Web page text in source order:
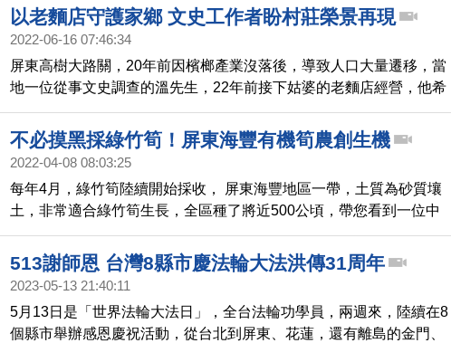
以老麵店守護家鄉 文史工作者盼村莊榮景再現
2022-06-16 07:46:34
屏東高樹大路關，20年前因檳榔產業沒落後，導致人口大量遷移，當
地一位從事文史調查的溫先生，22年前接下姑婆的老麵店經營，他希
望以麵店為據點，推展在地文化，吸引更多年輕人返鄉，帶動社區產
業。
不必摸黑採綠竹筍！屏東海豐有機筍農創生機
2022-04-08 08:03:25
每年4月，綠竹筍陸續開始採收， 屏東海豐地區一帶，土質為砂質壤
土，非常適合綠竹筍生長，全區種了將近500公頃，帶您看到一位中
年轉業的農友蘇家興，用父親所遺留下的田地，有機栽種綠竹筍，在
冬季缺筍期也能正常供應，他是怎麼做的呢？透過鏡頭一起去看看。
513謝師恩 台灣8縣市慶法輪大法洪傳31周年
2023-05-13 21:40:11
5月13日是「世界法輪大法日」，全台法輪功學員，兩週來，陸續在8
個縣市舉辦感恩慶祝活動，從台北到屏東、花蓮，還有離島的金門、